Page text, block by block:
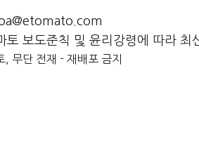
토 보도준칙 및 윤리강령에 따라 최
무단 전재 - 재배포 금지